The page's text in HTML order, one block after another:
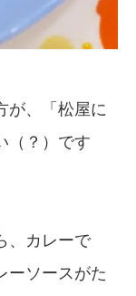
が、「松屋に
（？）です
、カレーで
ーソースがた